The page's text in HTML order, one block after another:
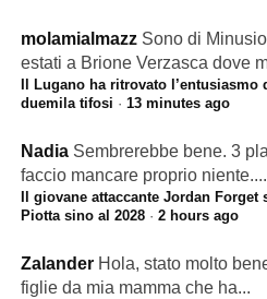
molamialmazz Sono di
estati a Brione Verzasca dove
Il Lugano ha ritrovato
duemila tifosi · 13 minutes ago
Nadia Sembrerebbe bene. 3
faccio mancare proprio niente....
Il giovane attaccante Jordan
Piotta sino al 2028· 2 hours ago
Zalander Hola, stato molto
figlie da mia mamma che ha...